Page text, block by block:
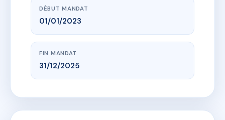
DÉBUT MANDAT
01/01/2023
FIN MANDAT
31/12/2025